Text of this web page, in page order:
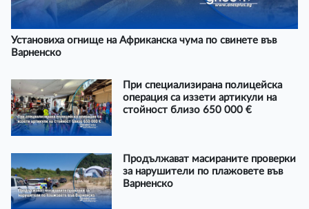
Установиха огнище на Африканска чума по свинете във
Варненско
При специализирана полицейска
операция са иззети артикули на
стойност близо 650 000 €
Продължават масираните проверки
за нарушители по плажовете във
Варненско